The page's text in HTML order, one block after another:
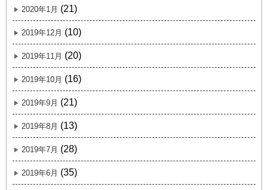
2020年1月 (21)
2019年12月 (10)
2019年11月 (20)
2019年10月 (16)
2019年9月 (21)
2019年8月 (13)
2019年7月 (28)
2019年6月 (35)